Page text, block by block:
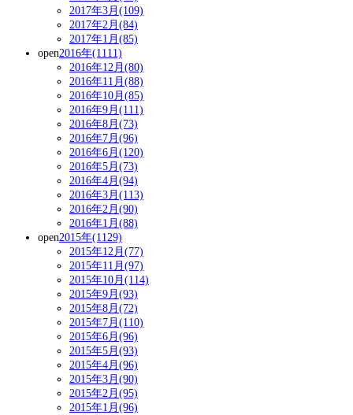
2017年3月(109)
2017年2月(84)
2017年1月(85)
open2016年(1111)
2016年12月(80)
2016年11月(88)
2016年10月(85)
2016年9月(111)
2016年8月(73)
2016年7月(96)
2016年6月(120)
2016年5月(73)
2016年4月(94)
2016年3月(113)
2016年2月(90)
2016年1月(88)
open2015年(1129)
2015年12月(77)
2015年11月(97)
2015年10月(114)
2015年9月(93)
2015年8月(72)
2015年7月(110)
2015年6月(96)
2015年5月(93)
2015年4月(96)
2015年3月(90)
2015年2月(95)
2015年1月(96)